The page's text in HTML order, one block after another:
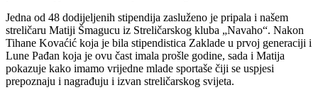
Jedna od 48 dodijeljenih stipendija zasluženo je pripala i našem
streličaru Matiji Šmagucu iz Streličarskog kluba „Navaho“. Nakon
Tihane Kovaćić koja je bila stipendistica Zaklade u prvoj generaciji i
Lune Pađan koja je ovu čast imala prošle godine, sada i Matija
pokazuje kako imamo vrijedne mlade sportaše čiji se uspjesi
prepoznaju i nagrađuju i izvan streličarskog svijeta.